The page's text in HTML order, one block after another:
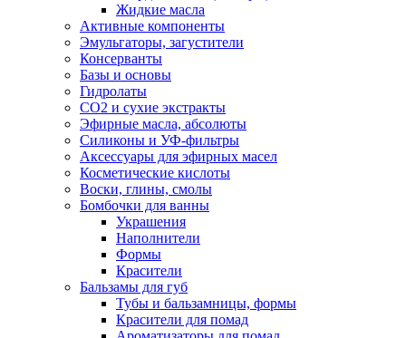
Жидкие масла
Активные компоненты
Эмульгаторы, загустители
Консерванты
Базы и основы
Гидролаты
СО2 и сухие экстракты
Эфирные масла, абсолюты
Силиконы и УФ-фильтры
Аксессуары для эфирных масел
Косметические кислоты
Воски, глины, смолы
Бомбочки для ванны
Украшения
Наполнители
Формы
Красители
Бальзамы для губ
Тубы и бальзамницы, формы
Красители для помад